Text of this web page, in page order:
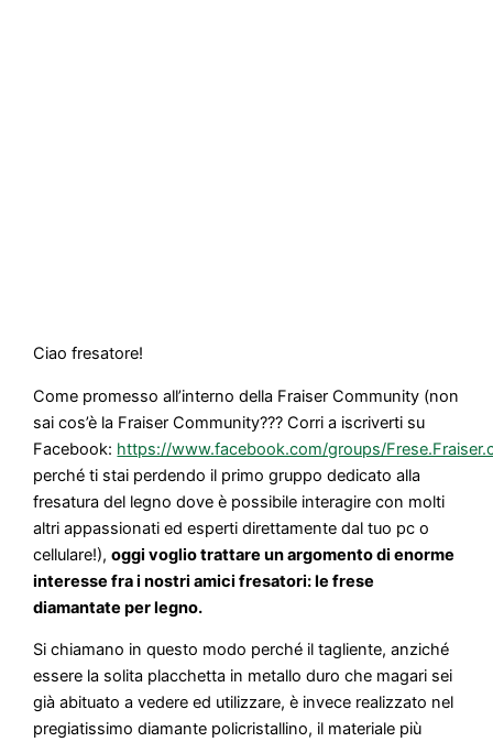
Ciao fresatore!
Come promesso all’interno della Fraiser Community (non
sai cos’è la Fraiser Community??? Corri a iscriverti su
Facebook: https://www.facebook.com/groups/
perché ti stai perdendo il primo gruppo dedicato alla
fresatura del legno dove è possibile interagire con molti
altri appassionati ed esperti direttamente dal tuo pc o
cellulare!),oggi voglio trattare un argomento di enorme
interesse fra i nostri amici fresatori: le frese
diamantate per legno.
Si chiamano in questo modo perché il tagliente, anziché
essere la solita placchetta in metallo duro che magari sei
già abituato a vedere ed utilizzare, è invece realizzato nel
pregiatissimo diamante policristallino, il materiale più